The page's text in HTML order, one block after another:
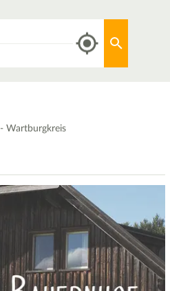
- Wartburgkreis